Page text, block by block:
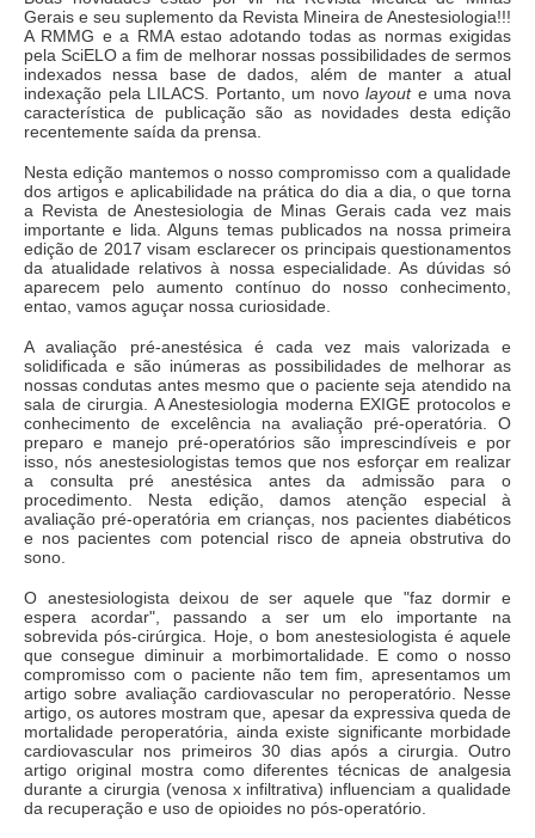
Gerais e seu suplemento da Revista Mineira de Anestesiologia!!!
A RMMG e a RMA estao adotando todas as normas exigidas
pela SciELO a fim de melhorar nossas possibilidades de sermos
indexados nessa base de dados, além de manter a atual
indexação pela LILACS. Portanto, um novolayoute uma nova
característica de publicação são as novidades desta edição
recentemente saída da prensa.
Nesta edição mantemos o nosso compromisso com a qualidade
dos artigos e aplicabilidade na prática do dia a dia, o que torna
a Revista de Anestesiologia de Minas Gerais cada vez mais
importante e lida. Alguns temas publicados na nossa primeira
edição de 2017 visam esclarecer os principais questionamentos
da atualidade relativos à nossa especialidade. As dúvidas só
aparecem pelo aumento contínuo do nosso conhecimento,
entao, vamos aguçar nossa curiosidade.
A avaliação pré-anestésica é cada vez mais valorizada e
solidificada e são inúmeras as possibilidades de melhorar as
nossas condutas antes mesmo que o paciente seja atendido na
sala de cirurgia. A Anestesiologia moderna EXIGE protocolos e
conhecimento de excelência na avaliação pré-operatória. O
preparo e manejo pré-operatórios são imprescindíveis e por
isso, nós anestesiologistas temos que nos esforçar em realizar
a consulta pré anestésica antes da admissão para o
procedimento. Nesta edição, damos atenção especial à
avaliação pré-operatória em crianças, nos pacientes diabéticos
e nos pacientes com potencial risco de apneia obstrutiva do
sono.
O anestesiologista deixou de ser aquele que "faz dormir e
espera acordar", passando a ser um elo importante na
sobrevida pós-cirúrgica. Hoje, o bom anestesiologista é aquele
que consegue diminuir a morbimortalidade. E como o nosso
compromisso com o paciente não tem fim, apresentamos um
artigo sobre avaliação cardiovascular no peroperatório. Nesse
artigo, os autores mostram que, apesar da expressiva queda de
mortalidade peroperatória, ainda existe significante morbidade
cardiovascular nos primeiros 30 dias após a cirurgia. Outro
artigo original mostra como diferentes técnicas de analgesia
durante a cirurgia (venosa x infiltrativa) influenciam a qualidade
da recuperação e uso de opioides no pós-operatório.